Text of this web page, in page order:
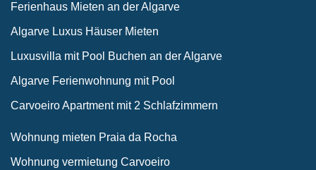
Ferienhaus Mieten an der Algarve
Algarve Luxus Häuser Mieten
Luxusvilla mit Pool Buchen an der Algarve
Algarve Ferienwohnung mit Pool
Carvoeiro Apartment mit 2 Schlafzimmern
Wohnung mieten Praia da Rocha
Wohnung vermietung Carvoeiro